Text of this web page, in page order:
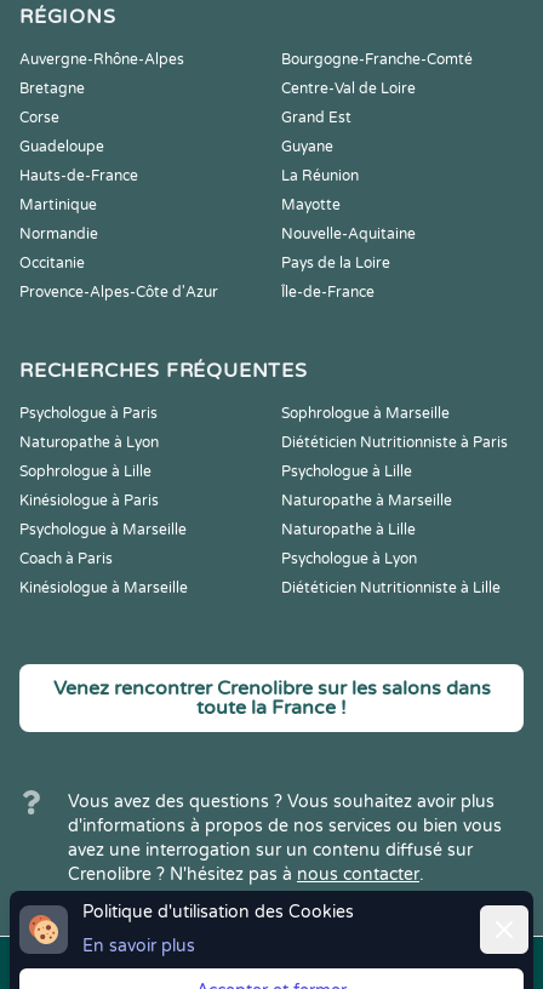
Politique d'utilisation des Cookies
En savoir plus
RÉGIONS
Auvergne-Rhône-Alpes
Bourgogne-Franche-Comté
Bretagne
Centre-Val de Loire
Corse
Grand Est
Guadeloupe
Guyane
Hauts-de-France
La Réunion
Martinique
Mayotte
Normandie
Nouvelle-Aquitaine
Occitanie
Pays de la Loire
Provence-Alpes-Côte d'Azur
Île-de-France
RECHERCHES FRÉQUENTES
Psychologue à Paris
Sophrologue à Marseille
Naturopathe à Lyon
Diététicien Nutritionniste à Paris
Sophrologue à Lille
Psychologue à Lille
Kinésiologue à Paris
Naturopathe à Marseille
Psychologue à Marseille
Naturopathe à Lille
Coach à Paris
Psychologue à Lyon
Kinésiologue à Marseille
Diététicien Nutritionniste à Lille
Venez rencontrer Crenolibre sur les salons dans
toute la France !
Vous avez des questions ? Vous souhaitez avoir plus
d'informations à propos de nos services ou bien vous
avez une interrogation sur un contenu diffusé sur
Crenolibre ? N'hésitez pas à nous contacter.
Copyright © 2022Crenolibre, tous Mentions | CGV | RGPD